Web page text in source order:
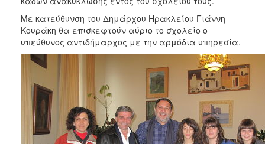
2019
2018
2017
2016
2013
2012
2011
Με κατεύθυνση του Δημάρχου Ηρακλείου Γιάννη
Κουράκη θα επισκεφτούν αύριο το σχολείο ο
υπεύθυνος αντιδήμαρχος με την αρμόδια υπηρεσία.